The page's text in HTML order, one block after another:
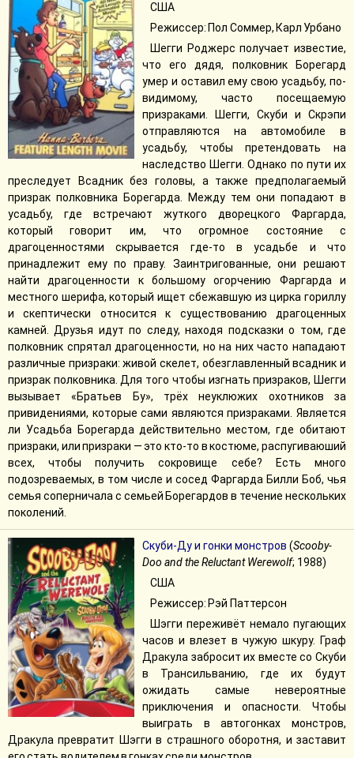
США
Режиссер: Пол Соммер, Карл Урбано
Шегги Роджерс получает известие,
что его дядя, полковник Борегард
умер и оставил ему свою усадьбу, по-
видимому, часто посещаемую
призраками. Шегги, Скуби и Скрэпи
отправляются на автомобиле в
усадьбу, чтобы претендовать на
наследство Шегги. Однако по пути их
преследует Всадник без головы, а также предполагаемый
призрак полковника Борегарда. Между тем они попадают в
усадьбу, где встречают жуткого дворецкого Фаргарда,
который говорит им, что огромное состояние с
драгоценностями скрывается где-то в усадьбе и что
принадлежит ему по праву. Заинтригованные, они решают
найти драгоценности к большому огорчению Фаргарда и
местного шерифа, который ищет сбежавшую из цирка гориллу
и скептически относится к существованию драгоценных
камней. Друзья идут по следу, находя подсказки о том, где
полковник спрятал драгоценности, но на них часто нападают
различные призраки: живой скелет, обезглавленный всадник и
призрак полковника. Для того чтобы изгнать призраков, Шегги
вызывает «Братьев Бу», трёх неуклюжих охотников за
привидениями, которые сами являются призраками. Является
ли Усадьба Борегарда действительно местом, где обитают
призраки, или призраки — это кто-то в костюме, распугиваюший
всех, чтобы получить сокровище себе? Есть много
подозреваемых, в том числе и сосед Фаргарда Билли Боб, чья
семья соперничала с семьей Борегардов в течение нескольких
поколений.
Скуби-Ду и гонки монстров (Scooby-
Doo and the Reluctant Werewolf; 1988)
США
Режиссер: Рэй Паттерсон
Шэгги переживёт немало пугающих
часов и влезет в чужую шкуру. Граф
Дракула забросит их вместе со Скуби
в Трансильванию, где их будут
ожидать самые невероятные
приключения и опасности. Чтобы
выиграть в автогонках монстров,
Дракула превратит Шэгги в страшного оборотня, и заставит